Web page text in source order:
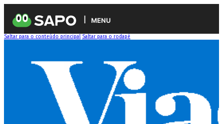
MENU
Saltar para o conteúdo principal Saltar para o rodapé